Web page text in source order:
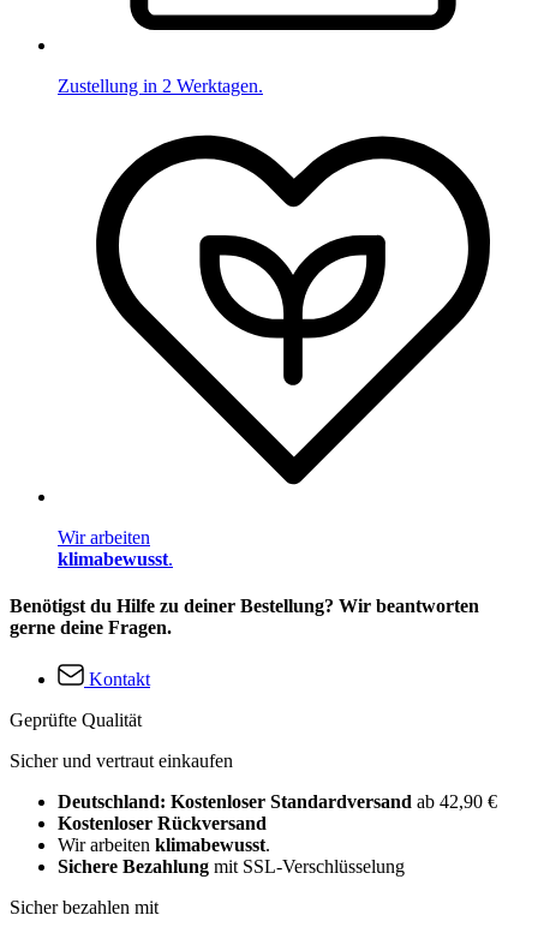
Zustellung in 2 Werktagen.
Wir arbeiten
klimabewusst.
Benötigst du Hilfe zu deiner Bestellung? Wir beantworten
gerne deine Fragen.
Kontakt
Geprüfte Qualität
Sicher und vertraut einkaufen
Deutschland: Kostenloser Standardversand ab 42,90 €
Kostenloser Rückversand
Wir arbeiten klimabewusst.
Sichere Bezahlung mit SSL-Verschlüsselung
Sicher bezahlen mit